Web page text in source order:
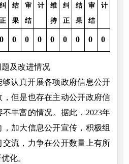
纠
正
结
果
审
结
计
维
持
纠
正
结
果
审
结
计
0 0 0 0 0 0 0 0 0
及改进情况
够认真开展各项政府信息公开
但是也存在主动公开政府信
丰富的情况。据此，2023年
加大信息公开宣传，积极组
流，力争在公开数量上有所
化。